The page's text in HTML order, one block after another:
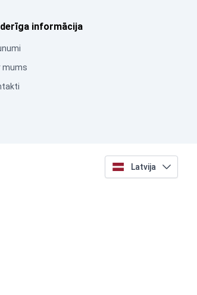
informācija
mums
Latvija